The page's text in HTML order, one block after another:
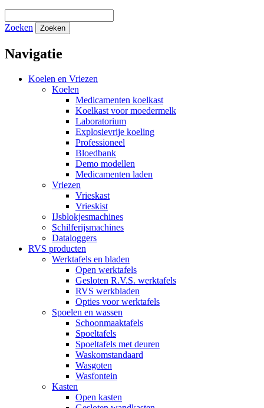
Zoeken Zoeken
Navigatie
Koelen en Vriezen
Koelen
Medicamenten koelkast
Koelkast voor moedermelk
Laboratorium
Explosievrije koeling
Professioneel
Bloedbank
Demo modellen
Medicamenten laden
Vriezen
Vrieskast
Vrieskist
IJsblokjesmachines
Schilferijsmachines
Dataloggers
RVS producten
Werktafels en bladen
Open werktafels
Gesloten R.V.S. werktafels
RVS werkbladen
Opties voor werktafels
Spoelen en wassen
Schoonmaaktafels
Spoeltafels
Spoeltafels met deuren
Waskomstandaard
Wasgoten
Wasfontein
Kasten
Open kasten